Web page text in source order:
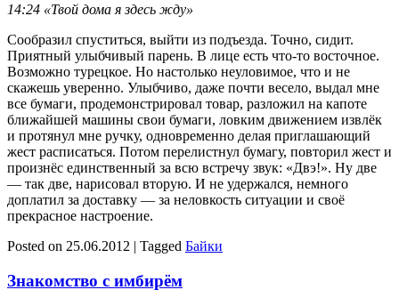
14:24 «Твой дома я здесь жду»
Сообразил спуститься, выйти из подъезда. Точно, сидит.
Приятный улыбчивый парень. В лице есть что-то восточное.
Возможно турецкое. Но настолько неуловимое, что и не
скажешь уверенно. Улыбчиво, даже почти весело, выдал мне
все бумаги, продемонстрировал товар, разложил на капоте
ближайшей машины свои бумаги, ловким движением извлёк
и протянул мне ручку, одновременно делая приглашающий
жест расписаться. Потом перелистнул бумагу, повторил жест и
произнёс единственный за всю встречу звук: «Двэ!». Ну две
— так две, нарисовал вторую. И не удержался, немного
доплатил за доставку — за неловкость ситуации и своё
прекрасное настроение.
Posted on 25.06.2012 | Tagged Байки
Знакомство с имбирём